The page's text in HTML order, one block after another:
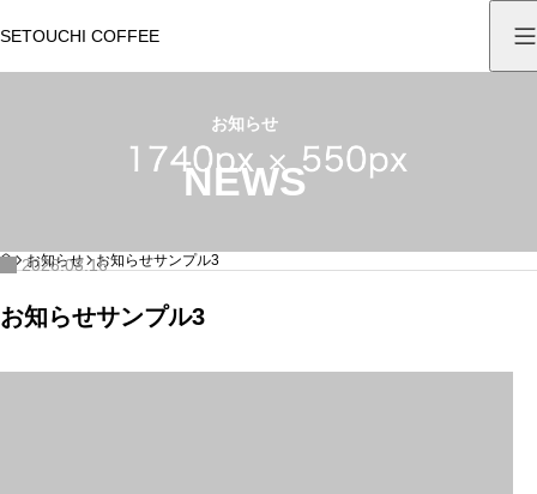
SETOUCHI COFFEE
お知らせ
NEWS
HOME
お知らせ お知らせサンプル3
2026.03.16
お知らせサンプル3